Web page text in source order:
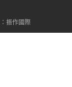
：振作國際